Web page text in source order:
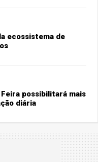
ecossistema de
possibilitará mais
diária